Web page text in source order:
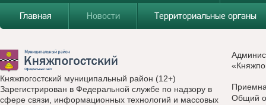
Главная
Новости Территориальные органы
Княжпогостский муниципальный район (12+)
Зарегистрирован в Федеральной службе по надзору в
сфере связи, информационных технологий и массовых
Общий